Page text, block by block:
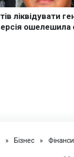
» Бізнес » Фінанси